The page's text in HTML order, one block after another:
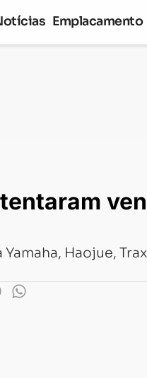
Emplacamento
vencer a Biz, mas ficaram
Haojue,